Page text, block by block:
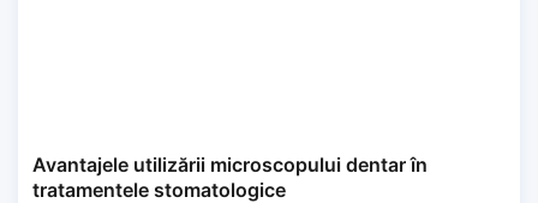
Avantajele utilizării microscopului dentar în
tratamentele stomatologice